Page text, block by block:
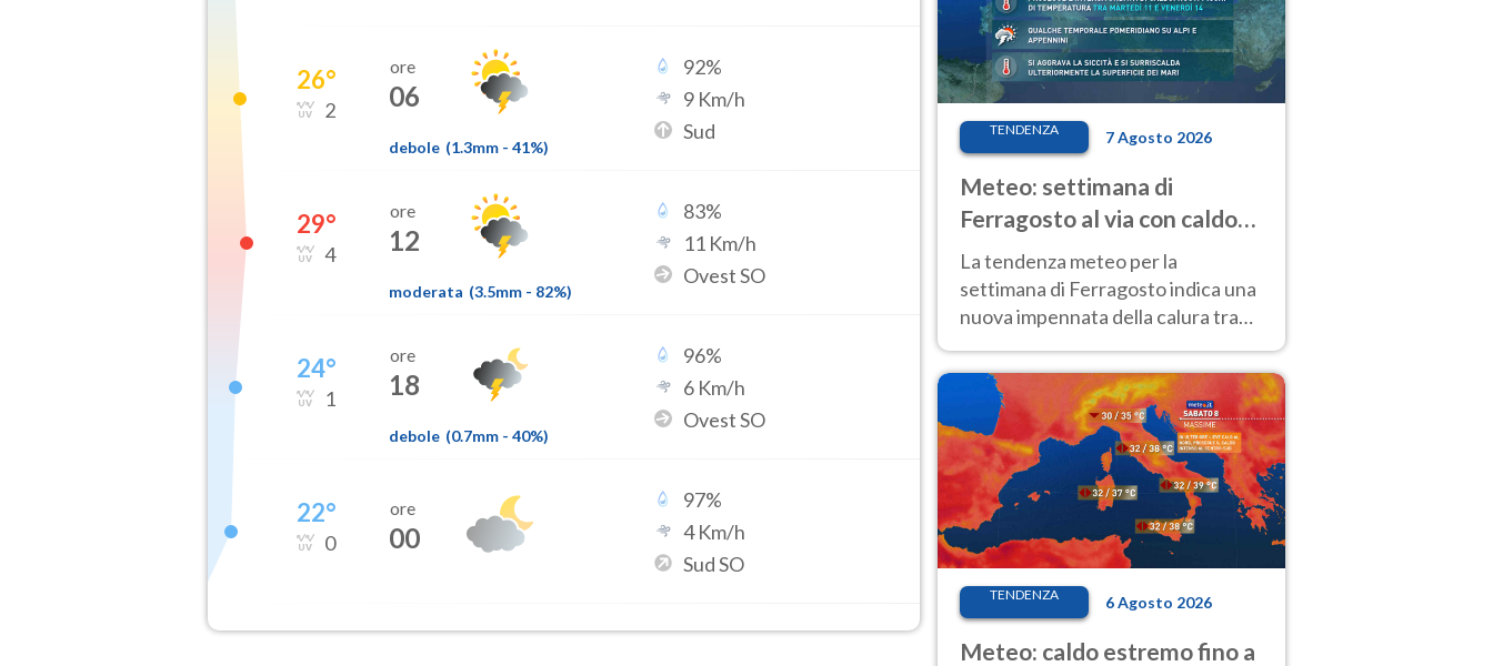
26°
2
ore
06
debole (1.3mm - 41%)
92%
9 Km/h
Sud
29°
4
ore
12
moderata (3.5mm - 82%)
83%
11 Km/h
Ovest SO
24°
1
ore
18
debole (0.7mm - 40%)
96%
6 Km/h
Ovest SO
22°
0
ore
00
97%
4Km/h
Sud SO
TENDENZA 7 Agosto 2026
Meteo: settimana di
Ferragosto al via con caldo
intenso e qualche temporale
La tendenza meteo per la
settimana di Ferragosto indica una
nuova impennata della calura tra
anche al Nord.
TENDENZA 6 Agosto 2026
Meteo: caldo estremo fino a